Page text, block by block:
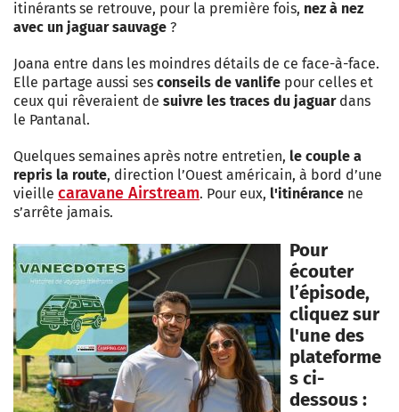
itinérants se retrouve, pour la première fois, nez à nez
avec un jaguar sauvage ?
Joana entre dans les moindres détails de ce face-à-face.
Elle partage aussi ses conseils de vanlife pour celles et
ceux qui rêveraient de suivre les traces du jaguardans
le Pantanal.
Quelques semaines après notre entretien, le couple a
repris la route, direction l’Ouest américain, à bord d’une
vieille caravane Airstream. Pour eux, l'itinérance ne
s’arrête jamais.
Pour
écouter
l’épisode,
cliquez sur
l'une des
plateforme
s ci-
dessous :